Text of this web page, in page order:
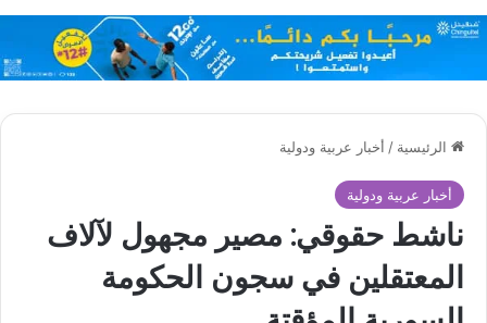
الرئيسية / أخبار عربية ودولية
أخبار عربية ودولية
ناشط حقوقي: مصير مجهول لآلاف
المعتقلين في سجون الحكومة